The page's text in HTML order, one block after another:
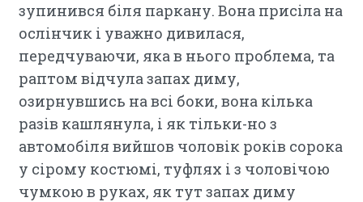
зупинився біля паркану. Вона присіла на
ослінчик і уважно дивилася,
передчуваючи, яка в нього проблема, та
раптом відчула запах диму,
озирнувшись на всі боки, вона кілька
разів кашлянула, і як тільки-но з
автомобіля вийшов чоловік років сорока
у сірому костюмі, туфлях і з чоловічою
чумкою в руках, як тут запах диму